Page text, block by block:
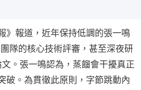
》報道，近年保持低調的張一鳴
隊的核心技術評審，甚至深夜研
。張一鳴認為，蒸餾會干擾真正
破。為貫徹此原則，字節跳動內